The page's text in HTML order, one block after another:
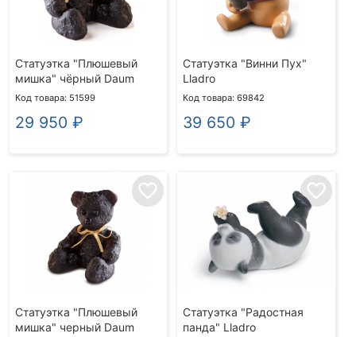
Статуэтка "Плюшевый
мишка" чёрный Daum
Код товара: 51599
29 950 ₽
Статуэтка "Винни Пух"
Lladro
Код товара: 69842
39 650 ₽
favorite_border
Статуэтка "Плюшевый
мишка" черный Daum
favorite_border
Статуэтка "Радостная
панда" Lladro